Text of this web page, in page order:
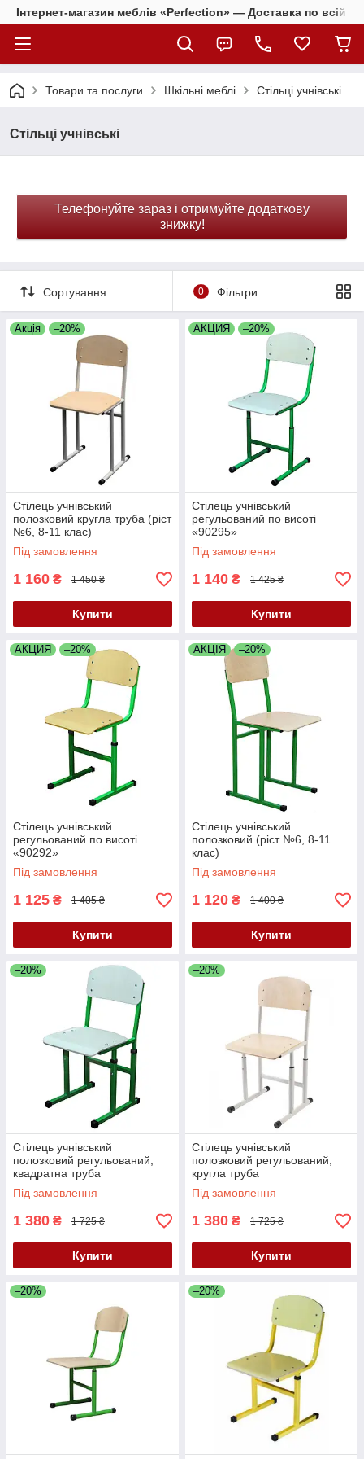
Інтернет-магазин меблів «Perfection» — Доставка по всій
Товари та послуги Шкільні меблі Стільці учнівські
Стільці учнівські
Телефонуйте зараз і отримуйте додаткову
знижку!
Сортування 0 Фільтри
Акція –20%
Стілець учнівський
полозковий кругла труба (ріст
№6, 8-11 клас)
Під замовлення
1 160 ₴ 1 450 ₴
Купити
АКЦИЯ –20%
Стілець учнівський
регульований по висоті
«90295»
Під замовлення
1 140 ₴ 1 425 ₴
Купити
АКЦИЯ –20%
Стілець учнівський
регульований по висоті
«90292»
Під замовлення
1 125 ₴ 1 405 ₴
Купити
АКЦІЯ –20%
Стілець учнівський
полозковий (ріст №6, 8-11
клас)
Під замовлення
1 120 ₴ 1 400 ₴
Купити
–20%
Стілець учнівський
полозковий регульований,
квадратна труба
Під замовлення
1 380 ₴ 1 725 ₴
Купити
–20%
Стілець учнівський
полозковий регульований,
кругла труба
Під замовлення
1 380 ₴ 1 725 ₴
Купити
–20% –20%